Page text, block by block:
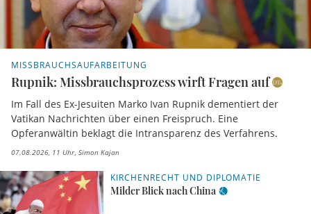
MISSBRAUCHSAUFARBEITUNG
Rupnik: Missbrauchsprozess wirft Fragen auf
Im Fall des Ex-Jesuiten Marko Ivan Rupnik dementiert der
Vatikan Nachrichten über einen Freispruch. Eine
Opferanwältin beklagt die Intransparenz des Verfahrens.
07.08.2026, 11 Uhr Simon Kajan
KIRCHENRECHT UND DIPLOMATIE
Milder Blick nach China